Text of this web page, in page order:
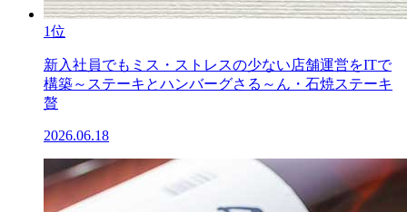
1位
新入社員でもミス・ストレスの少ない店舗運営をITで
構築～ステーキとハンバーグさる～ん・石焼ステーキ
贅
2026.06.18